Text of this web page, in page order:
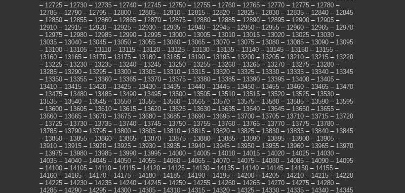
– 12725 – 12730 – 12735 – 12740 – 12745 – 12750 – 12755 – 12760 – 12765 – 12770 – 12775 – 12780 –
12785 – 12790 – 12795 – 12800 – 12805 – 12810 – 12815 – 12820 – 12825 – 12830 – 12835 – 12840 – 12845
– 12850 – 12855 – 12860 – 12865 – 12870 – 12875 – 12880 – 12885 – 12890 – 12895 – 12900 – 12905 –
12910 – 12915 – 12920 – 12925 – 12930 – 12935 – 12940 – 12945 – 12950 – 12955 – 12960 – 12965 – 12970
– 12975 – 12980 – 12985 – 12990 – 12995 – 13000 – 13005 – 13010 – 13015 – 13020 – 13025 – 13030 –
13035 – 13040 – 13045 – 13050 – 13055 – 13060 – 13065 – 13070 – 13075 – 13080 – 13085 – 13090 – 13095
– 13100 – 13105 – 13110 – 13115 – 13120 – 13125 – 13130 – 13135 – 13140 – 13145 – 13150 – 13155 –
13160 – 13165 – 13170 – 13175 – 13180 – 13185 – 13190 – 13195 – 13200 – 13205 – 13210 – 13215 – 13220
– 13225 – 13230 – 13235 – 13240 – 13245 – 13250 – 13255 – 13260 – 13265 – 13270 – 13275 – 13280 –
13285 – 13290 – 13295 – 13300 – 13305 – 13310 – 13315 – 13320 – 13325 – 13330 – 13335 – 13340 – 13345
– 13350 – 13355 – 13360 – 13365 – 13370 – 13375 – 13380 – 13385 – 13390 – 13395 – 13400 – 13405 –
13410 – 13415 – 13420 – 13425 – 13430 – 13435 – 13440 – 13445 – 13450 – 13455 – 13460 – 13465 – 13470
– 13475 – 13480 – 13485 – 13490 – 13495 – 13500 – 13505 – 13510 – 13515 – 13520 – 13525 – 13530 –
13535 – 13540 – 13545 – 13550 – 13555 – 13560 – 13565 – 13570 – 13575 – 13580 – 13585 – 13590 – 13595
– 13600 – 13605 – 13610 – 13615 – 13620 – 13625 – 13630 – 13635 – 13640 – 13645 – 13650 – 13655 –
13660 – 13665 – 13670 – 13675 – 13680 – 13685 – 13690 – 13695 – 13700 – 13705 – 13710 – 13715 – 13720
– 13725 – 13730 – 13735 – 13740 – 13745 – 13750 – 13755 – 13760 – 13765 – 13770 – 13775 – 13780 –
13785 – 13790 – 13795 – 13800 – 13805 – 13810 – 13815 – 13820 – 13825 – 13830 – 13835 – 13840 – 13845
– 13850 – 13855 – 13860 – 13865 – 13870 – 13875 – 13880 – 13885 – 13890 – 13895 – 13900 – 13905 –
13910 – 13915 – 13920 – 13925 – 13930 – 13935 – 13940 – 13945 – 13950 – 13955 – 13960 – 13965 – 13970
– 13975 – 13980 – 13985 – 13990 – 13995 – 14000 – 14005 – 14010 – 14015 – 14020 – 14025 – 14030 –
14035 – 14040 – 14045 – 14050 – 14055 – 14060 – 14065 – 14070 – 14075 – 14080 – 14085 – 14090 – 14095
– 14100 – 14105 – 14110 – 14115 – 14120 – 14125 – 14130 – 14135 – 14140 – 14145 – 14150 – 14155 –
14160 – 14165 – 14170 – 14175 – 14180 – 14185 – 14190 – 14195 – 14200 – 14205 – 14210 – 14215 – 14220
– 14225 – 14230 – 14235 – 14240 – 14245 – 14250 – 14255 – 14260 – 14265 – 14270 – 14275 – 14280 –
14285 – 14290 – 14295 – 14300 – 14305 – 14310 – 14315 – 14320 – 14325 – 14330 – 14335 – 14340 – 14345